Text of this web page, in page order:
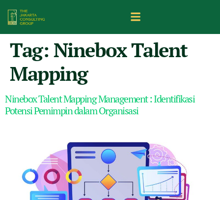
Tag: Ninebox Talent
Mapping
Ninebox Talent Mapping Management : Identifikasi
Potensi Pemimpin dalam Organisasi